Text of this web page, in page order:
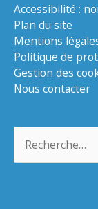
Accessibilité :
Plan du site
Mentions
Politique de
Gestion des
Nous contacter